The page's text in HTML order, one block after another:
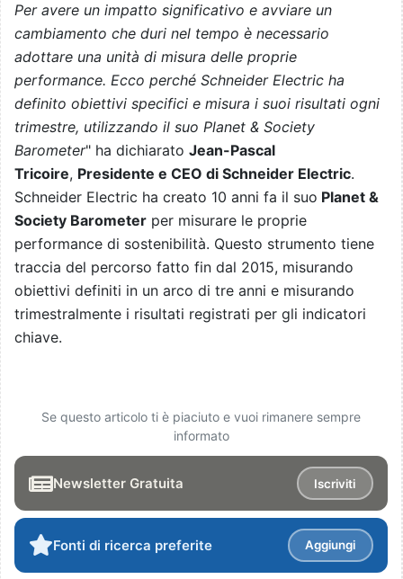
Per avere un impatto significativo e avviare un
cambiamento che duri nel tempo è necessario
adottare una unità di misura delle proprie
performance. Ecco perché Schneider Electric ha
definito obiettivi specifici e misura i suoi risultati ogni
trimestre, utilizzando il suo Planet & Society
Barometer" ha dichiarato Jean-Pascal
Tricoire, Presidente e CEO di Schneider Electric.
Schneider Electric ha creato 10 anni fa il suo Planet &
Society Barometer per misurare le proprie
performance di sostenibilità. Questo strumento tiene
traccia del percorso fatto fin dal 2015, misurando
obiettivi definiti in un arco di tre anni e misurando
trimestralmente i risultati registrati per gli indicatori
chiave.
Se questo articolo ti è piaciuto e vuoi rimanere sempre
informato
Newsletter Gratuita Iscriviti
Fonti di ricerca preferite Aggiungi